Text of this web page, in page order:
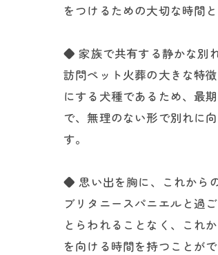
をつけるための大切な時間
◆ 家族で共有する静かな別
訪問ペット火葬の大きな特
にする犬種であるため、最
で、無理のない形で別れに
す。
◆ 思い出を胸に、これから
ブリタニースパニエルと過
とらわれることなく、これ
を向ける時間を持つことが